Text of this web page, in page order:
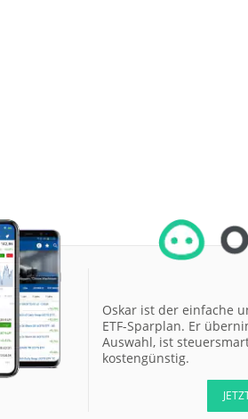
Oskar ist der einfache
ETF-Sparplan. Er
Auswahl, ist
kostengünstig.